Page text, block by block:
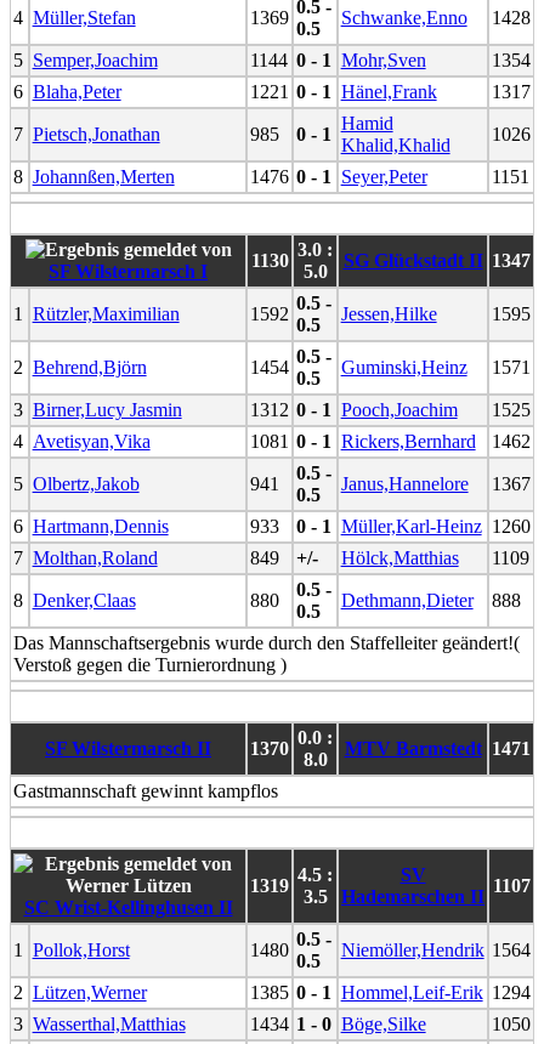
4 Müller,Stefan 1369
0.5 -
0.5
Schwanke,Enno 1428
5 Semper,Joachim 1144 0 - 1 Mohr,Sven
1354
6 Blaha,Peter 1221 0 - 1 Hänel,Frank 1317
7 Pietsch,Jonathan 985 0 - 1
Hamid
Khalid,Khalid
1026
8 Johannßen,Merten 1476 0 - 1 Seyer,Peter 1151
SF Wilstermarsch I
1130
3.0 :
5.0
SG Glückstadt II 1347
1 Rützler,Maximilian 1592
0.5 -
0.5
Jessen,Hilke 1595
2 Behrend,Björn 1454
0.5 -
0.5
Guminski,Heinz 1571
3 Birner,Lucy Jasmin 1312 0 - 1 Pooch,Joachim
1525
4 Avetisyan,Vika 1081 0 - 1 Rickers,Bernhard 1462
5 Olbertz,Jakob 941
0.5 -
0.5
Janus,Hannelore 1367
6 Hartmann,Dennis 933 0 - 1 Müller,Karl-Heinz 1260
7 Molthan,Roland 849 +/- Hölck,Matthias 1109
8 Denker,Claas 880
0.5 -
0.5
Dethmann,Dieter 888
Das Mannschaftsergebnis wurde durch den Staffelleiter geändert!(
Verstoß gegen die Turnierordnung )
SF Wilstermarsch II 1370
0.0 :
8.0
MTV Barmstedt 1471
Gastmannschaft gewinnt kampflos
SC Wrist-Kellinghusen II
1319
4.5 :
3.5
SV
Hademarschen II
1107
1 Pollok,Horst 1480
0.5 -
0.5
Niemöller,Hendrik 1564
2 Lützen,Werner 1385 0 - 1 Hommel,Leif-Erik 1294
3 Wasserthal,Matthias 1434 1 - 0 Böge,Silke 1050